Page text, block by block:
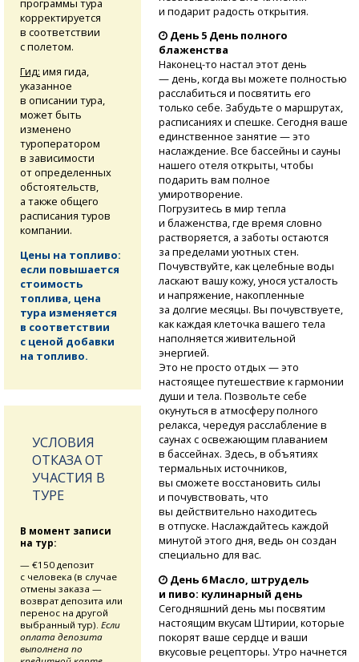
и подарит радость открытия.
День 5 День полного
блаженства
Наконец-то настал этот день
— день, когда вы можете полностью
расслабиться и посвятить его
только себе. Забудьте о маршрутах,
расписаниях и спешке. Сегодня ваше
единственное занятие — это
наслаждение. Все бассейны и сауны
нашего отеля открыты, чтобы
подарить вам полное
умиротворение.
Погрузитесь в мир тепла
и блаженства, где время словно
растворяется, а заботы остаются
за пределами уютных стен.
Почувствуйте, как целебные воды
ласкают вашу кожу, унося усталость
и напряжение, накопленные
за долгие месяцы. Вы почувствуете,
как каждая клеточка вашего тела
наполняется живительной
энергией.
Это не просто отдых — это
настоящее путешествие к гармонии
души и тела. Позвольте себе
окунуться в атмосферу полного
релакса, чередуя расслабление в
саунах с освежающим плаванием
в бассейнах. Здесь, в объятиях
термальных источников,
вы сможете восстановить силы
и почувствовать, что
вы действительно находитесь
в отпуске. Наслаждайтесь каждой
минутой этого дня, ведь он создан
специально для вас.
День 6 Масло, штрудель
и пиво: кулинарный день
Сегодняшний день мы посвятим
настоящим вкусам Штирии, которые
покорят ваше сердце и ваши
вкусовые рецепторы. Утро начнется
программы тура
корректируется
в соответствии
с полетом.
Гид: имя гида,
указанное
в описании тура,
может быть
изменено
туроператором
в зависимости
от определенных
обстоятельств,
а также общего
расписания туров
компании.
Цены на топливо:
если повышается
стоимость
топлива, цена
тура изменяется
в соответствии
с ценой добавки
на топливо.
УСЛОВИЯ
ОТКАЗА ОТ
УЧАСТИЯ В
ТУРЕ
В момент записи
на тур:
— €150 депозит
с человека (в случае
отмены заказа —
возврат депозита или
перенос на другой
выбранный тур). Если
оплата депозита
выполнена по